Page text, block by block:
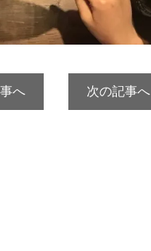
へ 次の記事へ